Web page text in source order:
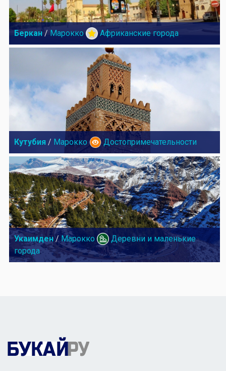
Беркан / Марокко Африканские города
Кутубия / Марокко Достопримечательности
Укаимден/ Марокко
Деревни и маленькие
города